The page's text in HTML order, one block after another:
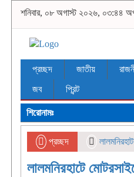
শনিবার, ০৮ অগাস্ট ২০২৬, ০৩:৪৪
প্রচ্ছদ জাতীয়
জব
প্রিন্ট
শিরোনামঃ
প্রচ্ছদ লালমনিরহাট
লালমনিরহাটে